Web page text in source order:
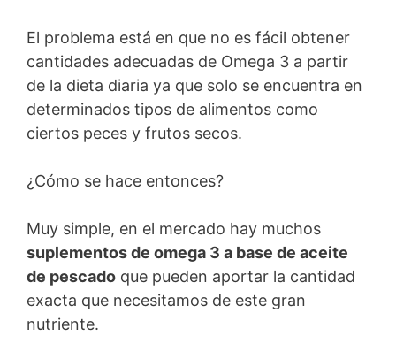
El problema está en que no es fácil obtener
cantidades adecuadas de Omega 3 a partir
de la dieta diaria ya que solo se encuentra en
determinados tipos de alimentos como
ciertos peces y frutos secos.
¿Cómo se hace entonces?
Muy simple, en el mercado hay muchos
suplementos de omega 3 a base de aceite
de pescado que pueden aportar la cantidad
exacta que necesitamos de este gran
nutriente.